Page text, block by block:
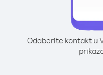
Odaberite kontakt u